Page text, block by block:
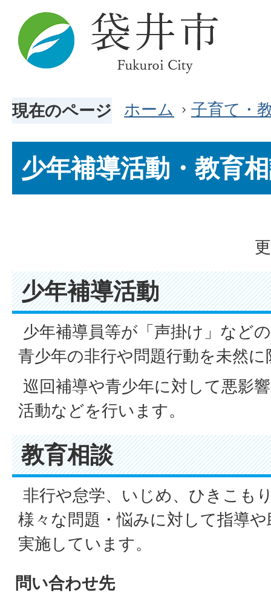
現在のページ ホーム 子育て・
少年補導活動・教育
少年補導活動
少年補導員等が「声掛け」など
青少年の非行や問題行動を未然
巡回補導や青少年に対して悪影
活動などを行います。
教育相談
非行や怠学、いじめ、ひきこも
様々な問題・悩みに対して指導
実施しています。
問い合わせ先